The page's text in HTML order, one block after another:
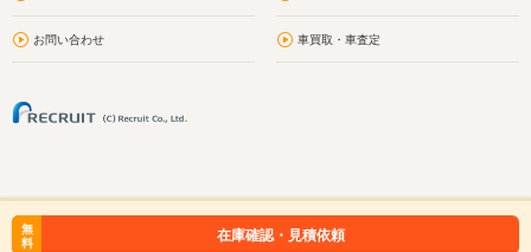
お問い合わせ 車買取・車査定
無
料
在庫確認・見積依頼